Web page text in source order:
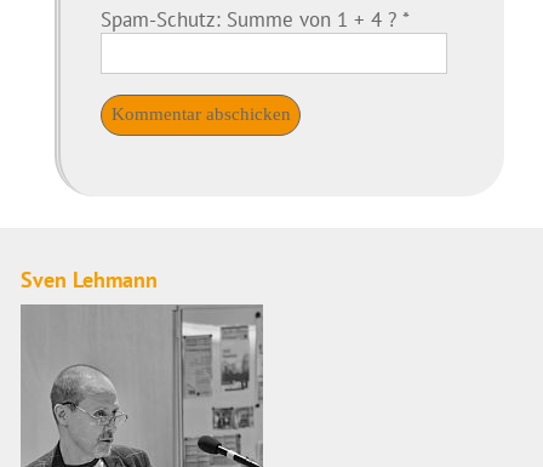
Spam-Schutz: Summe von 1 + 4 ? *
Sven Lehmann